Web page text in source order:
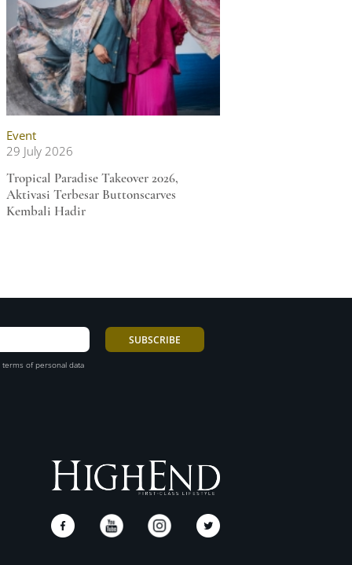
Event
29 July 2026
Tropical Paradise Takeover 2026,
Aktivasi Terbesar Buttonscarves
Kembali Hadir
of personal data